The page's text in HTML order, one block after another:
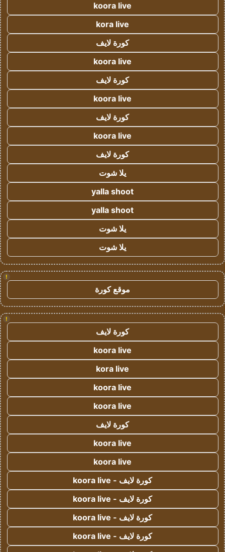
koora live
kora live
كورة لايف
koora live
كورة لايف
koora live
كورة لايف
koora live
كورة لايف
يلا شوت
yalla shoot
yalla shoot
يلا شوت
يلا شوت
!
موقع كورة
!
كورة لايف
koora live
kora live
koora live
koora live
كورة لايف
koora live
koora live
كورة لايف - koora live
كورة لايف - koora live
كورة لايف - koora live
كورة لايف - koora live